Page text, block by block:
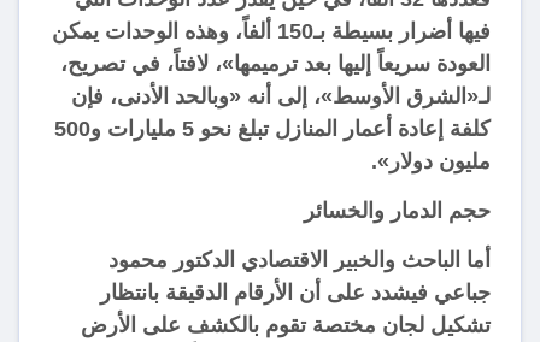
فيها أضرار بسيطة بـ150 ألفاً، وهذه الوحدات يمكن
العودة سريعاً إليها بعد ترميمها»، لافتاً، في تصريح،
لـ«الشرق الأوسط»، إلى أنه «وبالحد الأدنى، فإن
كلفة إعادة أعمار المنازل تبلغ نحو 5 مليارات و500
مليون دولار».
حجم الدمار والخسائر
أما الباحث والخبير الاقتصادي الدكتور محمود
جباعي فيشدد على أن الأرقام الدقيقة بانتظار
تشكيل لجان مختصة تقوم بالكشف على الأرض